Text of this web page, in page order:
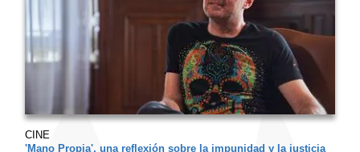
CINE
'Mano Propia', una reflexión sobre la impunidad y la justicia